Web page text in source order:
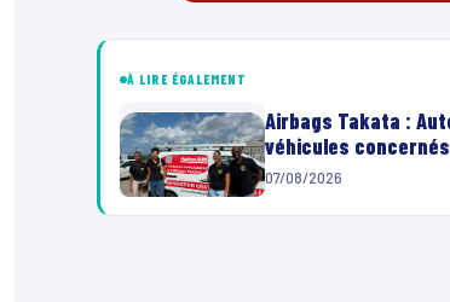
À LIRE ÉGALEMENT
Airbags Takata :
véhicules concernés
07/08/2026